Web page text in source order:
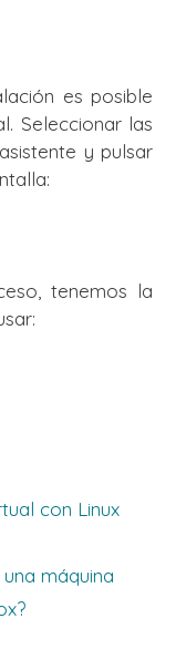
es posible
Seleccionar las
y pulsar
tenemos la
con Linux
máquina